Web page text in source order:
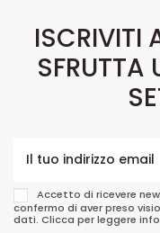
ISCRIVITI
SFRUTTA
Accetto di ricevere
confermo di aver preso
dati. Clicca per leggere